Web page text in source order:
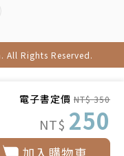
電子書定價 NT$ 350
NT$ 250
什麼？需不需要
片丟到聊天室，然
需要花比較多的時
All Rights Reserved.